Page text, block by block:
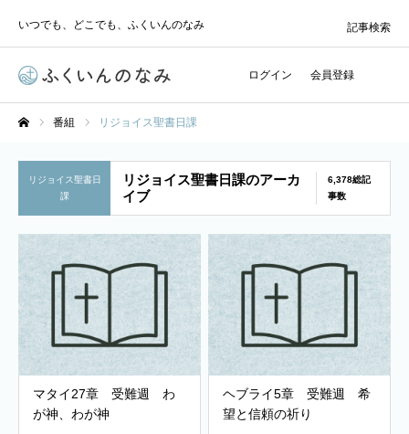
いつでも、どこでも、ふくいんのなみ
ログイン 会員登録
記事検索
番組 リジョイス聖書日課
リジョイス聖書日
課
リジョイス聖書日課のアーカ
イブ
6,378総記
事数
マタイ27章 受難週 わ
が神、わが神
ヘブライ5章 受難週 希
望と信頼の祈り